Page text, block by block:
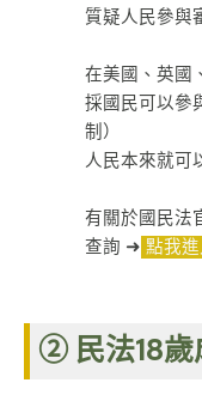
質疑人民參與
在美國、英國
採國民可以參
制）
人民本來就可
有關於國民法
查詢 ➜ 點我
② 民法18歲